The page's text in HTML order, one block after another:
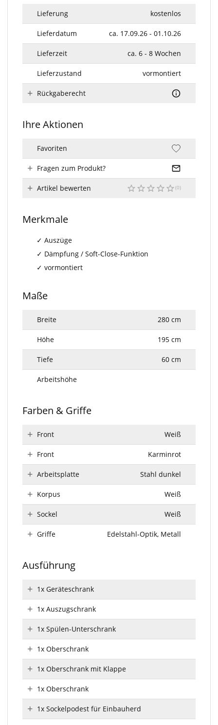
Lieferung kostenlos
Lieferdatum ca. 17.09.26 - 01.10.26
Lieferzeit ca. 6 - 8 Wochen
Lieferzustand vormontiert
Rückgaberecht
Ihre Aktionen
Favoriten
Fragen zum Produkt?
Artikel bewerten
Merkmale
Auszüge
Dämpfung / Soft-Close-Funktion
vormontiert
Maße
Breite 280 cm
Höhe 195 cm
Tiefe 60 cm
Arbeitshöhe
Farben & Griffe
Front Weiß
Front Karminrot
Arbeitsplatte Stahl dunkel
Korpus Weiß
Sockel Weiß
Griffe Edelstahl-Optik, Metall
Ausführung
1x Geräteschrank
1x Auszugschrank
1x Spülen-Unterschrank
1x Oberschrank
1x Oberschrank mit Klappe
1x Oberschrank
1x Sockelpodest für Einbauherd